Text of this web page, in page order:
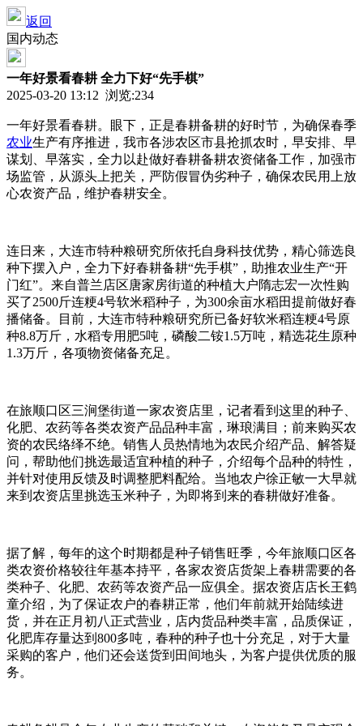
返回
国内动态
一年好景看春耕 全力下好“先手棋”
2025-03-20 13:12 浏览:234
一年好景看春耕。眼下，正是春耕备耕的好时节，为确保春季
农业生产有序推进，我市各涉农区市县抢抓农时，早安排、早
谋划、早落实，全力以赴做好春耕备耕农资储备工作，加强市
场监管，从源头上把关，严防假冒伪劣种子，确保农民用上放
心农资产品，维护春耕安全。
连日来，大连市特种粮研究所依托自身科技优势，精心筛选良
种下摆入户，全力下好春耕备耕“先手棋”，助推农业生产“开
门红”。来自普兰店区唐家房街道的种植大户隋志宏一次性购
买了2500斤连粳4号软米稻种子，为300余亩水稻田提前做好春
播储备。目前，大连市特种粮研究所已备好软米稻连粳4号原
种8.8万斤，水稻专用肥5吨，磷酸二铵1.5万吨，精选花生原种
1.3万斤，各项物资储备充足。
在旅顺口区三涧堡街道一家农资店里，记者看到这里的种子、
化肥、农药等各类农资产品品种丰富，琳琅满目；前来购买农
资的农民络绎不绝。销售人员热情地为农民介绍产品、解答疑
问，帮助他们挑选最适宜种植的种子，介绍每个品种的特性，
并针对使用反馈及时调整肥料配给。当地农户徐正敏一大早就
来到农资店里挑选玉米种子，为即将到来的春耕做好准备。
据了解，每年的这个时期都是种子销售旺季，今年旅顺口区各
类农资价格较往年基本持平，各家农资店货架上春耕需要的各
类种子、化肥、农药等农资产品一应俱全。据农资店店长王鹤
童介绍，为了保证农户的春耕正常，他们年前就开始陆续进
货，并在正月初八正式营业，店内货品种类丰富，品质保证，
化肥库存量达到800多吨，春种的种子也十分充足，对于大量
采购的客户，他们还会送货到田间地头，为客户提供优质的服
务。